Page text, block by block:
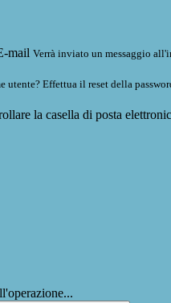
mail Verrà inviato un messaggio
utente? Effettua il reset della
la casella di posta